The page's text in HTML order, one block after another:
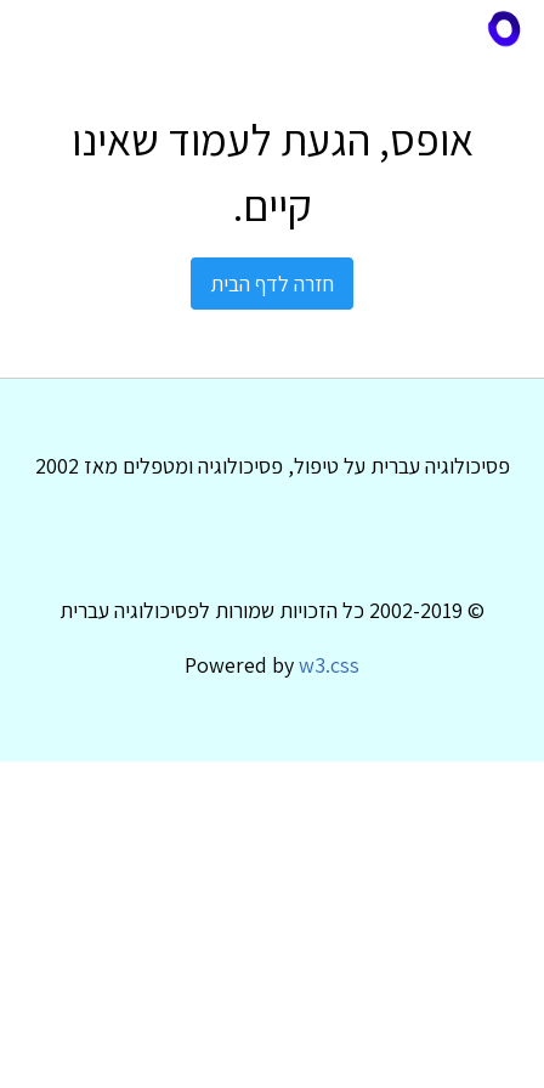
אופס, הגעת לעמוד שאינו
קיים.
חזרה לדף הבית
פסיכולוגיה עברית על טיפול, פסיכולוגיה ומטפלים מאז 2002
© 2002-2019 כל הזכויות שמורות לפסיכולוגיה עברית
Powered byw3.css